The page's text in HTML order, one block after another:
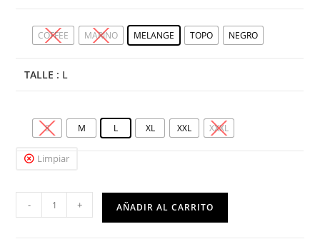
COFFEE MARINO MELANGE TOPO NEGRO
TALLE : L
S M L XL XXL XXXL
Limpiar
- + AÑADIR AL CARRITO